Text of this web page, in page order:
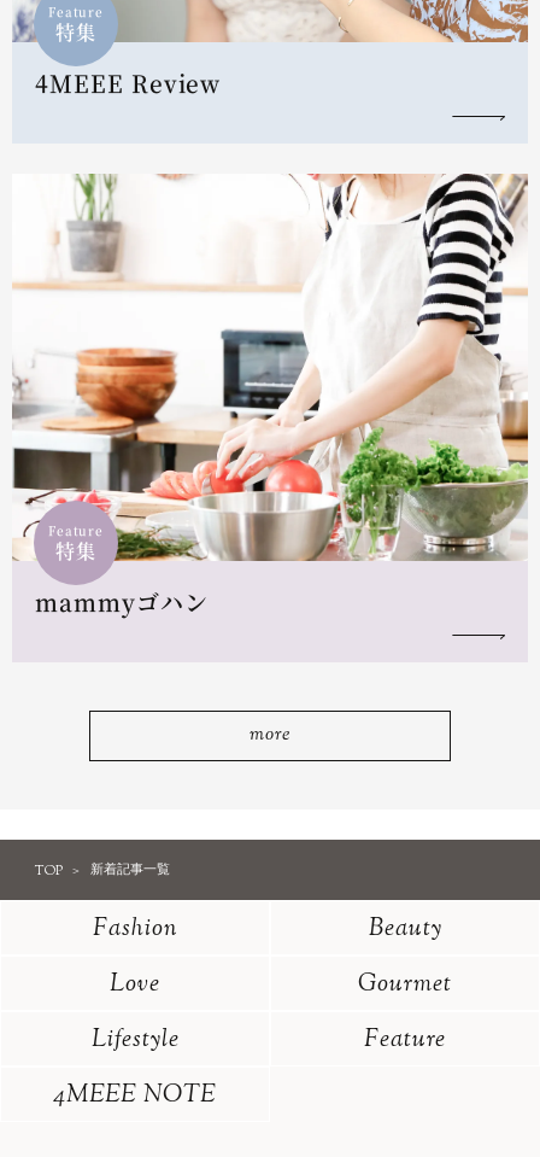
Feature
特集
4MEEE Review
Feature
特集
mammyゴハン
more
TOP 新着記事一覧
Fashion
Beauty
Love
Gourmet
Lifestyle
Feature
4MEEE NOTE